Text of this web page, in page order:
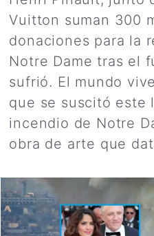
Vuitton suman 300
donaciones para la
Notre Dame tras el
sufrió. El mundo
que se suscitó este
incendio de Notre
obra de arte que